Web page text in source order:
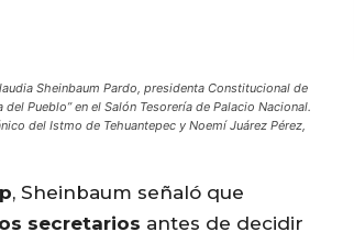
Sheinbaum Pardo, presidenta Constitucional de
Pueblo” en el Salón Tesorería de Palacio Nacional.
del Istmo de Tehuantepec y Noemí Juárez Pérez,
, Sheinbaum señaló que
secretarios antes de decidir